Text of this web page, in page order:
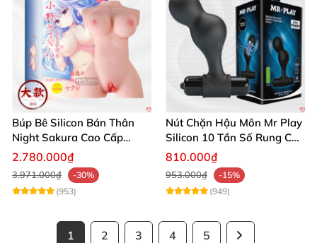
Búp Bê Silicon Bán Thân
Night Sakura Cao Cấp
Rung Đa Chức Năng
2.780.000₫
3.971.000₫
-30%
(953)
Nút Chặn Hậu Môn Mr Play
Silicon 10 Tần Số Rung Cao
Cấp
810.000₫
953.000₫
-15%
(949)
1 2 3 4 5